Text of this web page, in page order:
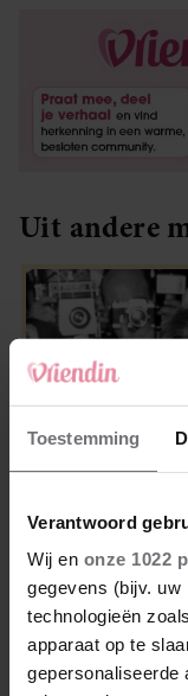
Toestemming
Verantwoord
Wij en onze 1022
gegevens (bijv. uw
technologieën
apparaat op te
gepersonaliseerde
Uit andere
Dit was